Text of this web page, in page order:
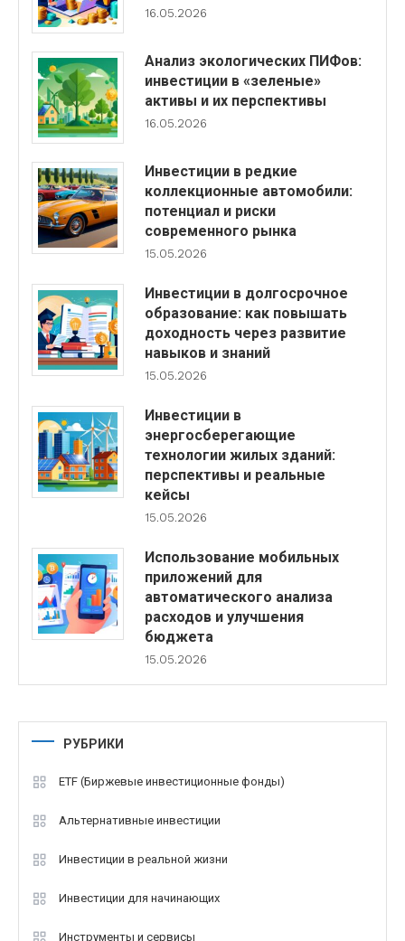
16.05.2026
Анализ экологических ПИФов:
инвестиции в «зеленые»
активы и их перспективы
16.05.2026
Инвестиции в редкие
коллекционные автомобили:
потенциал и риски
современного рынка
15.05.2026
Инвестиции в долгосрочное
образование: как повышать
доходность через развитие
навыков и знаний
15.05.2026
Инвестиции в
энергосберегающие
технологии жилых зданий:
перспективы и реальные
кейсы
15.05.2026
Использование мобильных
приложений для
автоматического анализа
расходов и улучшения
бюджета
15.05.2026
РУБРИКИ
ETF (Биржевые инвестиционные фонды)
Альтернативные инвестиции
Инвестиции в реальной жизни
Инвестиции для начинающих
Инструменты и сервисы